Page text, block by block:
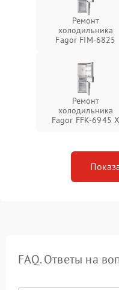
Ремонт
холодильника
Fagor FIM-6825
Ремонт
холодильника
Fagor FFK-6945 X
FAQ. Ответы на